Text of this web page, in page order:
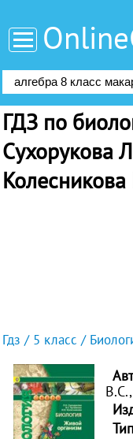
ГДЗ по
Сухорукова
Гдз 5 класс